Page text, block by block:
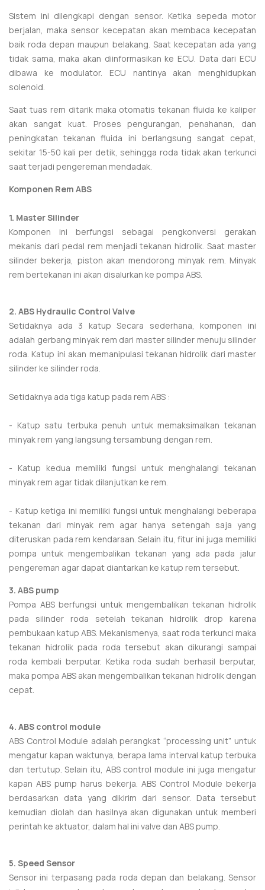
Sistem ini dilengkapi dengan sensor. Ketika sepeda motor
berjalan, maka sensor kecepatan akan membaca kecepatan
baik roda depan maupun belakang. Saat kecepatan ada yang
tidak sama, maka akan diinformasikan ke ECU. Data dari ECU
dibawa ke modulator. ECU nantinya akan menghidupkan
solenoid.
Saat tuas rem ditarik maka otomatis tekanan fluida ke kaliper
akan sangat kuat. Proses pengurangan, penahanan, dan
peningkatan tekanan fluida ini berlangsung sangat cepat,
sekitar 15-50 kali per detik, sehingga roda tidak akan terkunci
saat terjadi pengereman mendadak.
Komponen Rem ABS
1. Master Silinder
Komponen ini berfungsi sebagai pengkonversi gerakan
mekanis dari pedal rem menjadi tekanan hidrolik. Saat master
silinder bekerja, piston akan mendorong minyak rem. Minyak
rem bertekanan ini akan disalurkan ke pompa ABS.
2. ABS Hydraulic Control Valve
Setidaknya ada 3 katup Secara sederhana, komponen ini
adalah gerbang minyak rem dari master silinder menuju silinder
roda. Katup ini akan memanipulasi tekanan hidrolik dari master
silinder ke silinder roda.
Setidaknya ada tiga katup pada rem ABS :
- Katup satu terbuka penuh untuk memaksimalkan tekanan
minyak rem yang langsung tersambung dengan rem.
- Katup kedua memiliki fungsi untuk menghalangi tekanan
minyak rem agar tidak dilanjutkan ke rem.
- Katup ketiga ini memiliki fungsi untuk menghalangi beberapa
tekanan dari minyak rem agar hanya setengah saja yang
diteruskan pada rem kendaraan. Selain itu, fitur ini juga memiliki
pompa untuk mengembalikan tekanan yang ada pada jalur
pengereman agar dapat diantarkan ke katup rem tersebut.
3. ABS pump
Pompa ABS berfungsi untuk mengembalikan tekanan hidrolik
pada silinder roda setelah tekanan hidrolik drop karena
pembukaan katup ABS. Mekanismenya, saat roda terkunci maka
tekanan hidrolik pada roda tersebut akan dikurangi sampai
roda kembali berputar. Ketika roda sudah berhasil berputar,
maka pompa ABS akan mengembalikan tekanan hidrolik dengan
cepat.
4. ABS control module
ABS Control Module adalah perangkat “processing unit” untuk
mengatur kapan waktunya, berapa lama interval katup terbuka
dan tertutup. Selain itu, ABS control module ini juga mengatur
kapan ABS pump harus bekerja. ABS Control Module bekerja
berdasarkan data yang dikirim dari sensor. Data tersebut
kemudian diolah dan hasilnya akan digunakan untuk memberi
perintah ke aktuator, dalam hal ini valve dan ABS pump.
5. Speed Sensor
Sensor ini terpasang pada roda depan dan belakang. Sensor